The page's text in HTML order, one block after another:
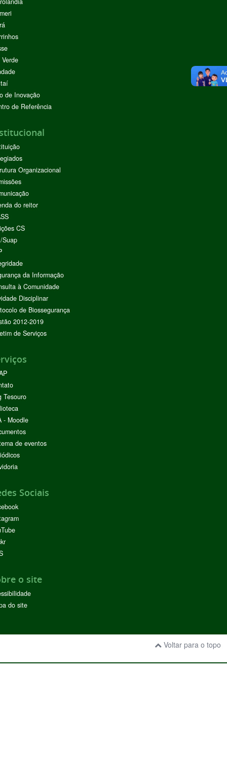
de Inovação
de Referência
Organizacional
do reitor
CS
Suap
da Informação
à Comunidade
Disciplinar
de Biossegurança
2012-2019
de Serviços
Tesouro
- Moodle
de eventos
Sociais
o site
do site
Voltar para o topo